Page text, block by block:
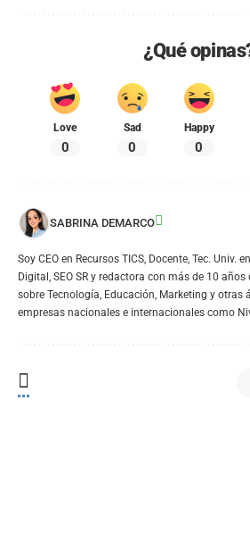
¿Qué
Love
0
Sad
0
Happy
0
SABRINA DEMARCO
Soy CEO en Recursos TICS, Docente, Tec. Univ.
Digital, SEO SR y redactora con más de 10
sobre Tecnología, Educación, Marketing y otras
empresas nacionales e internacionales como